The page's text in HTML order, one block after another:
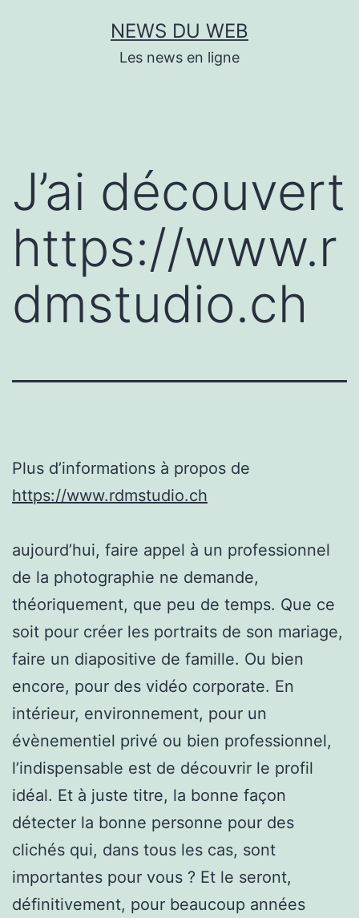
NEWS DU WEB
Les news en ligne
J’ai découvert
https://www.r
dmstudio.ch
Plus d’informations à propos de
https://www.rdmstudio.ch
aujourd’hui, faire appel à un professionnel
de la photographie ne demande,
théoriquement, que peu de temps. Que ce
soit pour créer les portraits de son mariage,
faire un diapositive de famille. Ou bien
encore, pour des vidéo corporate. En
intérieur, environnement, pour un
évènementiel privé ou bien professionnel,
l’indispensable est de découvrir le profil
idéal. Et à juste titre, la bonne façon
détecter la bonne personne pour des
clichés qui, dans tous les cas, sont
importantes pour vous ? Et le seront,
définitivement, pour beaucoup années